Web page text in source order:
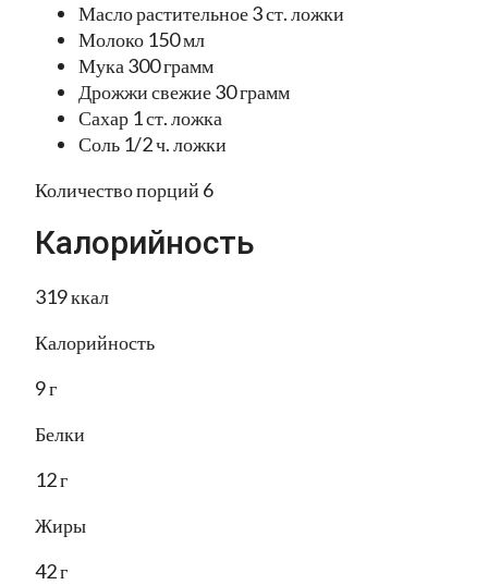
Масло растительное 3 ст. ложки
Молоко 150 мл
Мука 300 грамм
Дрожжи свежие 30 грамм
Сахар 1 ст. ложка
Соль 1/2 ч. ложки
Количество порций 6
Калорийность
319 ккал
Калорийность
9 г
Белки
12 г
Жиры
42 г